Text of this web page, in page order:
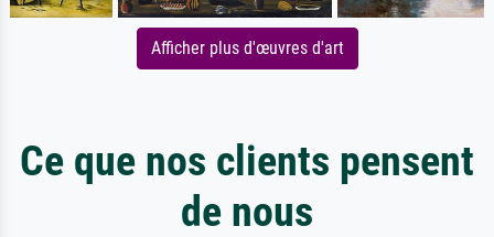
Afficher plus d'œuvres d'art
Ce que nos clients pensent
de nous